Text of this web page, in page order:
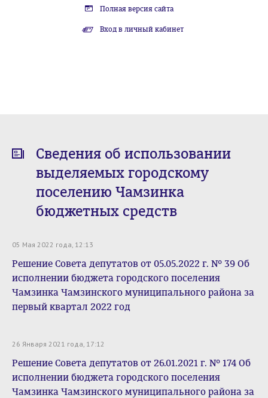
Полная версия сайта
Вход в личный кабинет
Сведения об использовании
выделяемых городскому
поселению Чамзинка
бюджетных средств
05 Мая 2022 года, 12:13
Решение Совета депутатов от 05.05.2022 г. № 39 Об
исполнении бюджета городского поселения
Чамзинка Чамзинского муниципального района за
первый квартал 2022 год
26 Января 2021 года, 17:12
Решение Совета депутатов от 26.01.2021 г. № 174 Об
исполнении бюджета городского поселения
Чамзинка Чамзинского муниципального района за